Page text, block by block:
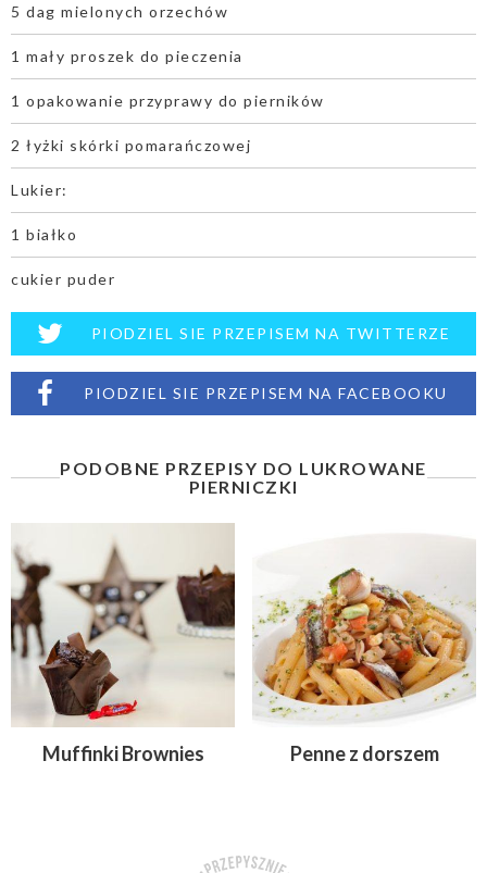
5 dag mielonych orzechów
1 mały proszek do pieczenia
1 opakowanie przyprawy do pierników
2 łyżki skórki pomarańczowej
Lukier:
1 białko
cukier puder
PIODZIEL SIE PRZEPISEM NA TWITTERZE
PIODZIEL SIE PRZEPISEM NA FACEBOOKU
PODOBNE PRZEPISY DO LUKROWANE
PIERNICZKI
Muffinki Brownies Penne z dorszem